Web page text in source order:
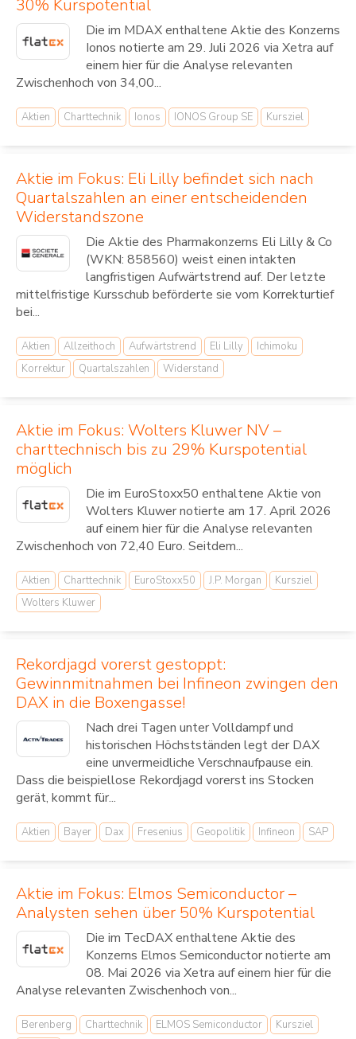
30% Kurspotential
Die im MDAX enthaltene Aktie des Konzerns
Ionos notierte am 29. Juli 2026 via Xetra auf
einem hier für die Analyse relevanten
Zwischenhoch von 34,00...
Aktien Charttechnik Ionos IONOS Group SE Kursziel
Aktie im Fokus: Eli Lilly befindet sich nach
Quartalszahlen an einer entscheidenden
Widerstandszone
Die Aktie des Pharmakonzerns Eli Lilly & Co
(WKN: 858560) weist einen intakten
langfristigen Aufwärtstrend auf. Der letzte
mittelfristige Kursschub beförderte sie vom Korrekturtief
bei...
Aktien Allzeithoch Aufwärtstrend Eli Lilly
Ichimoku
Korrektur
Quartalszahlen Widerstand
Aktie im Fokus: Wolters Kluwer NV –
charttechnisch bis zu 29% Kurspotential
möglich
Die im EuroStoxx50 enthaltene Aktie von
Wolters Kluwer notierte am 17. April 2026
auf einem hier für die Analyse relevanten
Zwischenhoch von 72,40 Euro. Seitdem...
Aktien Charttechnik EuroStoxx50 J.P. Morgan
Kursziel
Wolters Kluwer
Rekordjagd vorerst gestoppt:
Gewinnmitnahmen bei Infineon zwingen den
DAX in die Boxengasse!
Nach drei Tagen unter Volldampf und
historischen Höchstständen legt der DAX
eine unvermeidliche Verschnaufpause ein.
Dass die beispiellose Rekordjagd vorerst ins Stocken
gerät, kommt für...
Aktien Bayer Dax Fresenius Geopolitik Infineon SAP
Aktie im Fokus: Elmos Semiconductor –
Analysten sehen über 50% Kurspotential
Die im TecDAX enthaltene Aktie des
Konzerns Elmos Semiconductor notierte am
08. Mai 2026 via Xetra auf einem hier für die
Analyse relevanten Zwischenhoch von...
Berenberg Charttechnik ELMOS Semiconductor
Kursziel